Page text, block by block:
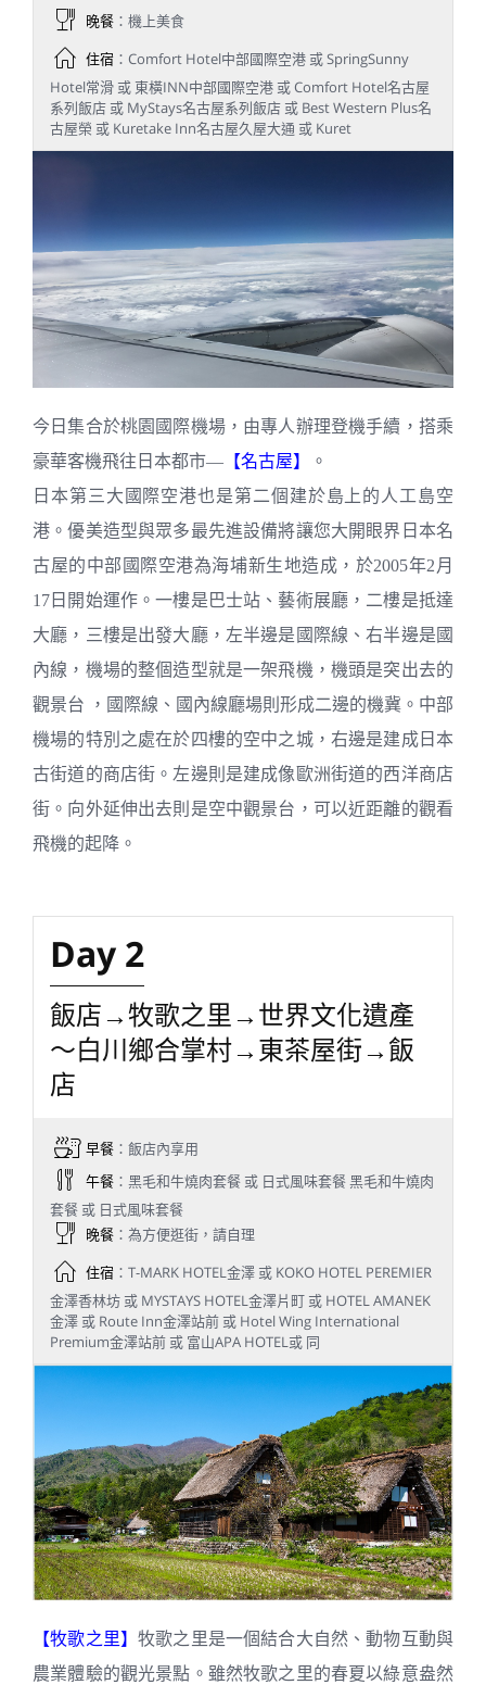
晚餐 ：機上美食
住宿 ：Comfort Hotel中部國際空港 或 SpringSunny
Hotel常滑 或 東橫INN中部國際空港 或 Comfort Hotel名古屋
系列飯店 或 MyStays名古屋系列飯店 或 Best Western Plus名
古屋榮 或 Kuretake Inn名古屋久屋大通 或 Kuret
今日集合於桃園國際機場，由專人辦理登機手續，搭乘
豪華客機飛往日本都市— 【名古屋】
。
日本第三大國際空港也是第二個建於島上的人工島空
港。優美造型與眾多最先進設備將讓您大開眼界日本名
古屋的中部國際空港為海埔新生地造成，於2005年2月
17日開始運作。一樓是巴士站、藝術展廳，二樓是抵達
大廳，三樓是出發大廳，左半邊是國際線、右半邊是國
內線，機場的整個造型就是一架飛機，機頭是突出去的
觀景台 ，國際線、國內線廳場則形成二邊的機冀。中部
機場的特別之處在於四樓的空中之城，右邊是建成日本
古街道的商店街。左邊則是建成像歐洲街道的西洋商店
街。向外延伸出去則是空中觀景台，可以近距離的觀看
飛機的起降。
Day 2
飯店→牧歌之里→世界文化遺產
～白川鄉合掌村→東茶屋街→飯
店
早餐 ：飯店內享用
午餐 ：黑毛和牛燒肉套餐 或 日式風味套餐 黑毛和牛燒肉
套餐 或 日式風味套餐
晚餐 ：為方便逛街，請自理
住宿 ：T-MARK HOTEL金澤 或 KOKO HOTEL PEREMIER
金澤香林坊 或 MYSTAYS HOTEL金澤片町 或 HOTEL AMANEK
金澤 或 Route Inn金澤站前 或 Hotel Wing International
Premium金澤站前 或 富山APA HOTEL或 同
【牧歌之里】牧歌之里是一個結合大自然、動物互動與
農業體驗的觀光景點。雖然牧歌之里的春夏以綠意盎然